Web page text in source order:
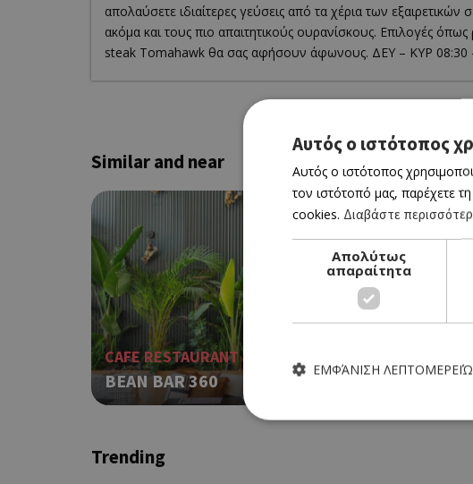
απολαύσετε ιδιαίτερες γεύσεις από τα χέρια των
ακόμα και τους πιο απαιτητικούς ουρανίσκους. Επιλογές όπως
steak Tomahawk θα σας αφήσουν άφωνους. ΔΕΥ – ΚΥΡ 08:30
Similar and near
CAFE RESTAURANT
BEAN BAR 360 7
Trending
Αυτός ο ιστότοπος
Αυτός ο ιστότοπος
τον ιστότοπό μας, παρέχετε
cookies. Διαβάστε
Απολύτως
απαραίτητα
ΕΜΦΆΝΙΣΗ